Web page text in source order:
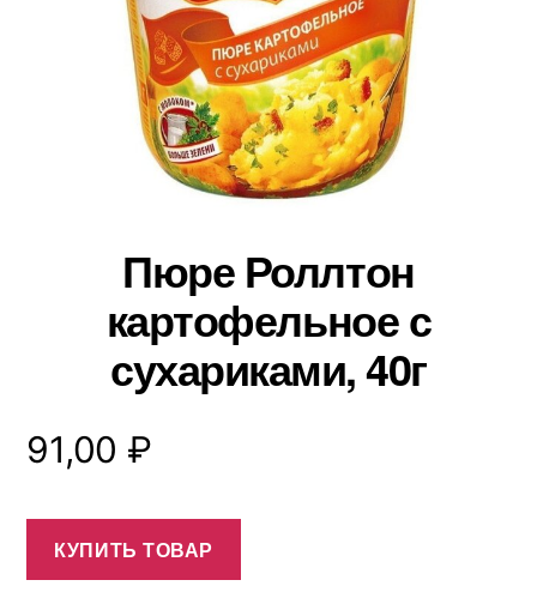
Пюре Роллтон
картофельное с
сухариками, 40г
91,00 ₽
КУПИТЬ ТОВАР